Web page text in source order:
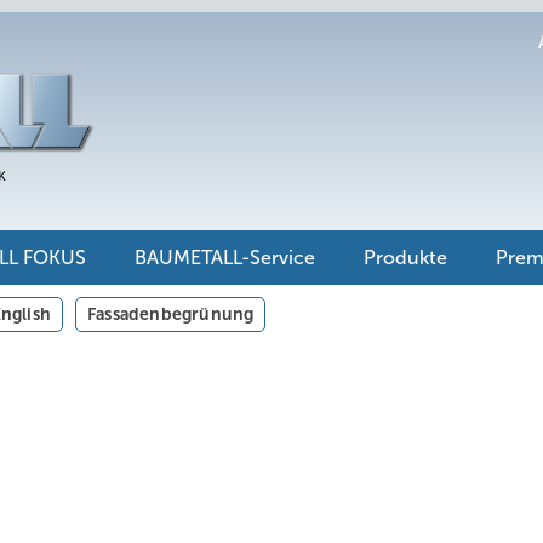
FOKUS BAUMETALL-Service Produkte
Fassadenbegrünung